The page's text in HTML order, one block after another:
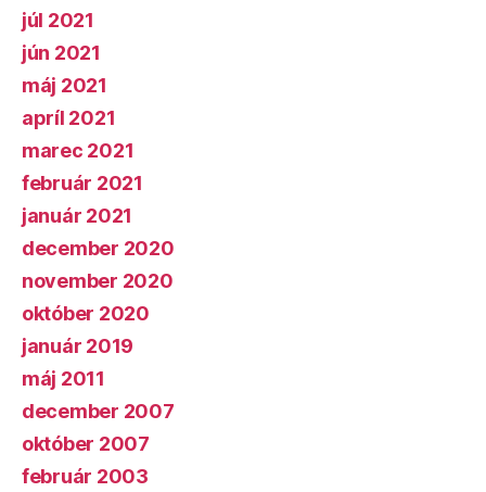
júl 2021
jún 2021
máj 2021
apríl 2021
marec 2021
február 2021
január 2021
december 2020
november 2020
október 2020
január 2019
máj 2011
december 2007
október 2007
február 2003